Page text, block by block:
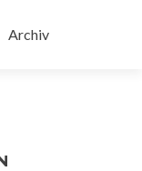
Archiv